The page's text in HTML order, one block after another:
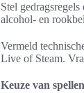
Stel
alcohol- en
Vermeld
Live of Steam.
Keuze van